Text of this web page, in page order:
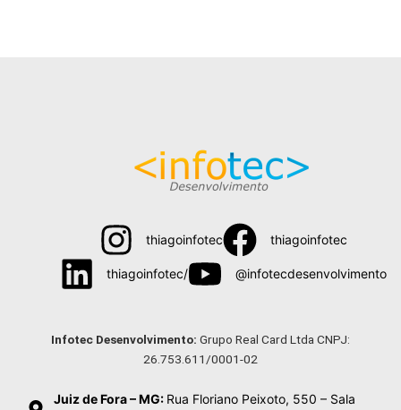
thiagoinfotec thiagoinfotec
thiagoinfotec/ @infotecdesenvolvimento
Infotec Desenvolvimento: Grupo Real Card Ltda CNPJ:
26.753.611/0001-02
Juiz de Fora – MG: Rua Floriano Peixoto, 550 – Sala